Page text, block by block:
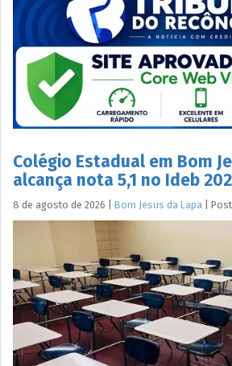
Colégio Estadual em Bom
alcança nota 5,1 no Ideb
8 de agosto de 2026 Bom Jesus da Lapa